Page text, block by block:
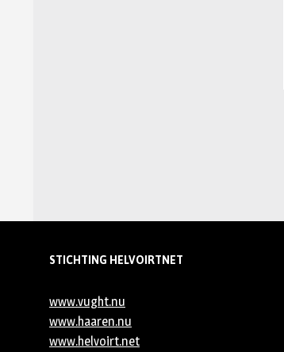
STICHTING HELVOIRTNET
www.vught.nu
www.haaren.nu
www.helvoirt.net